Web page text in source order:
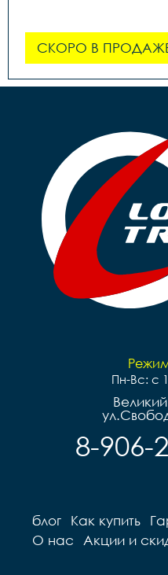
СКОРО В
Пн-Вс: с
8-906-
блог Как купить
О нас
Акции и